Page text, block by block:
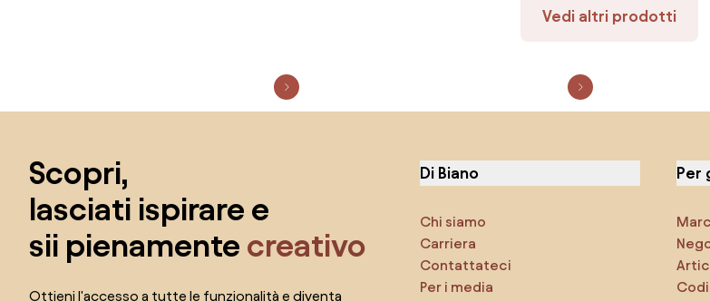
Vedi altri prodotti
Scopri,
lasciati ispirare e
sii pienamente creativo
Ottieni l'accesso a tutte le funzionalità e diventa
Di Biano
Chi siamo
Carriera
Contattateci
Per i media
Per